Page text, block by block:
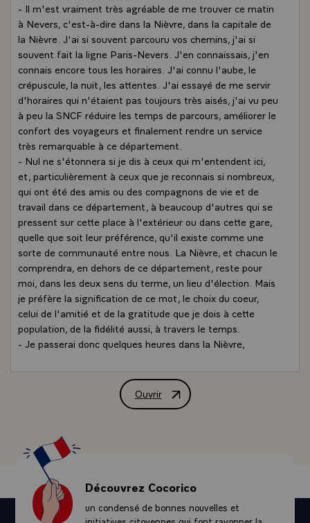
- Il m'est vraiment très agréable de me trouver ce matin
à Nevers, c'est-à-dire dans la Nièvre, dans la capitale de
la Nièvre. J'ai si souvent parcouru vos chemins, j'ai si
souvent fait la ligne Paris-Nevers. J'en connaissais, j'en
connais encore tous les horaires. J'ai connu l'aube, le
crépuscule, la nuit, les attentes. J'ai essayé de me servir
d'horaires qui n'étaient pas toujours très aisés, j'ai vu peu
à peu la SNCF réduire les temps de parcours, améliorer le
confort des voyageurs et finalement rendre un service
très remarquable à ce département.
- Nul ne s'étonnera si je dis à ceux qui m'entendent ici,
et, particulièrement à ceux que je reconnais si nombreux,
qui ont été des amis ou des compagnons de vie et de
travail dans ce département, à beaucoup d'autres qui se
pressent sur cette place à l'extérieur ou dans cette gare,
quelle que soit leur préférence, qu'il existe comme une
sorte de communauté entre nous. La Nièvre, et chacun le
comprendra, en dehors de ce département, reste pour
moi, dans les deux sens du terme, un lieu d'élection. Mais
je préfère la signification de ce mot, le choix du coeur,
celui de l'amitié et de la gratitude que je dois à cette
population, de la fidélité aussi, à travers le temps.
- Je passerai donc quelques heures dans la Nièvre,
souvent parce que je l'aime et parce que c'est peut-être
encore ici qu'il m'est donné plus aisément de retrouver
département où je n'ai pas besoin d'avoir entre eux et
moi la double barrière de l'officialité ou de la sécurité.
- Je tiens donc à saluer les Nivernaises et les Nivernais
qui se trouvent ici, qui ont attendu et souhaité cette
cérémonie. Je n'en ai pas abusé au cours de ces presque
cinq ans. Je ne suis pas spécialement amateur
Ouvrir
Allocution de M. François Mitterrand,
Découvrez Cocorico
un condensé de bonnes nouvelles et